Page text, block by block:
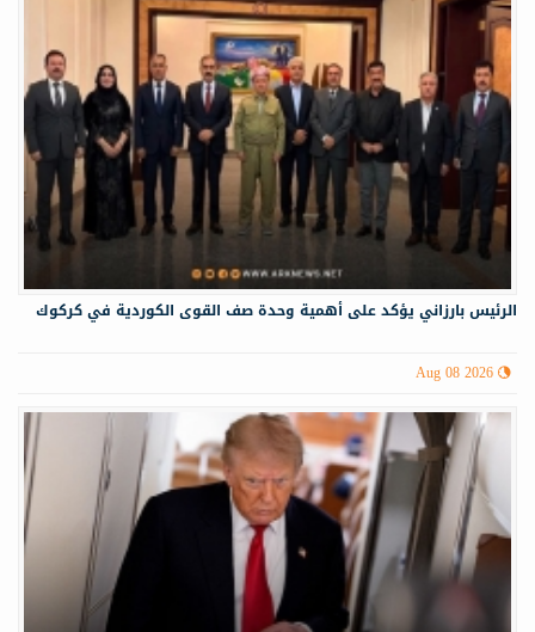
الرئيس بارزاني يؤكد على أهمية وحدة صف القوى الكوردية في كركوك
Aug 08 2026